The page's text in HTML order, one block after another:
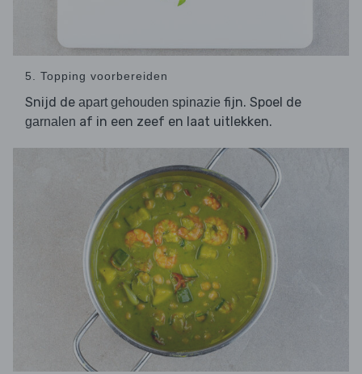
5. Topping voorbereiden
Snijd de apart gehouden spinazie fijn. Spoel de
garnalen af in een zeef en laat uitlekken.